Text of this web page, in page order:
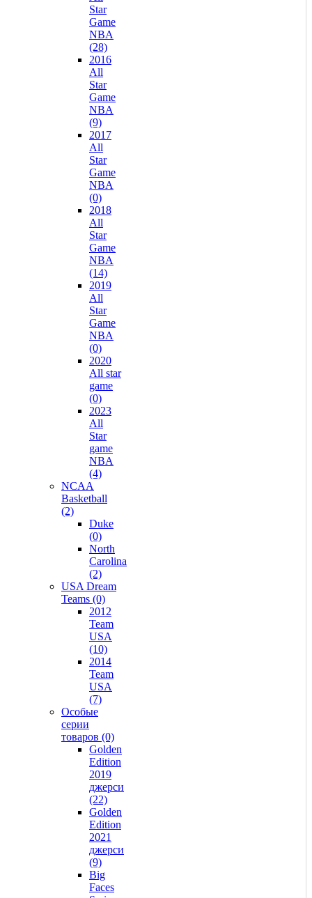
Star
Game
NBA
(28)
2016
All
Star
Game
NBA
(9)
2017
All
Star
Game
NBA
(0)
2018
All
Star
Game
NBA
(14)
2019
All
Star
Game
NBA
(0)
2020
All star
game
(0)
2023
All
Star
game
NBA
(4)
NCAA
Basketball
(2)
Duke
(0)
North
Carolina
(2)
USA Dream
Teams (0)
2012
Team
USA
(10)
2014
Team
USA
(7)
Особые
серии
товаров (0)
Golden
Edition
2019
джерси
(22)
Golden
Edition
2021
джерси
(9)
Big
Faces